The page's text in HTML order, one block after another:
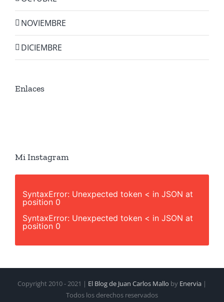
NOVIEMBRE
DICIEMBRE
Enlaces
Mi Instagram
SyntaxError: Unexpected token < in JSON at
position 0
SyntaxError: Unexpected token < in JSON at
position 0
Copyright 2010 - 2021 | El Blog de Juan Carlos Mallo by Enervia |
Todos los derechos reservados